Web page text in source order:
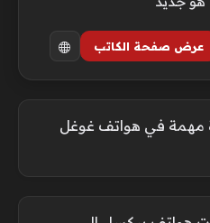
عرض صفحة الكاتب
مهمة في هواتف غوغل